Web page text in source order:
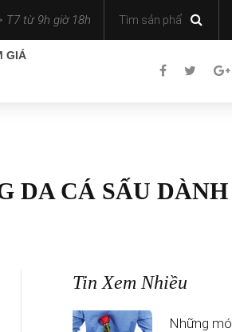
T7 từ 9h giờ 18h
GIÁ
DA CÁ SẤU DÀNH
Tin Xem Nhiều
Những